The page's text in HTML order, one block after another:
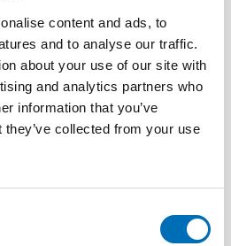
content and ads, to
and to analyse our traffic.
about your use of our site with
and analytics partners who
information that you’ve
collected from your use
not a privilege; it is a